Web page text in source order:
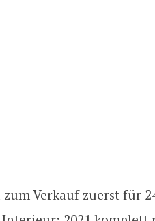
Verkauf zuerst für